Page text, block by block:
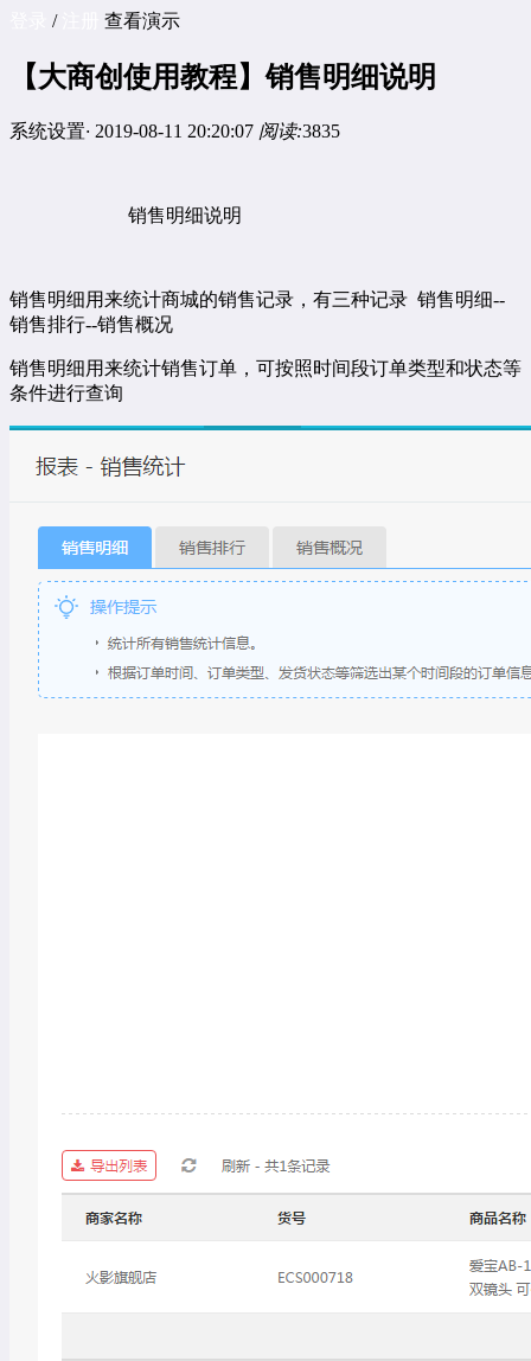
/注册 查看演示
【大商创使用教程】销售明细说明
系统设置· 2019-08-11 20:20:07 阅读:3835
销售明细说明
销售明细用来统计商城的销售记录，有三种记录 销售明细--
销售排行--销售概况
销售明细用来统计销售订单，可按照时间段订单类型和状态等
条件进行查询